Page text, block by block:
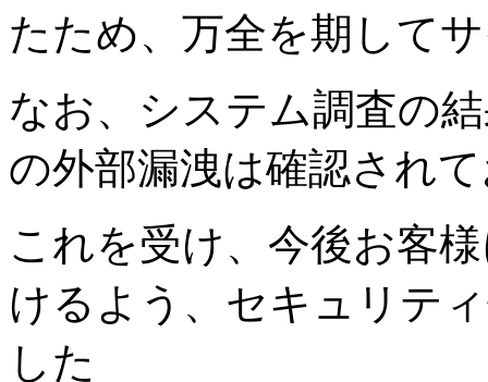
たため、万全を期して
なお、システム調査の
の外部漏洩は確認され
これを受け、今後お客
けるよう、セキュリテ
した